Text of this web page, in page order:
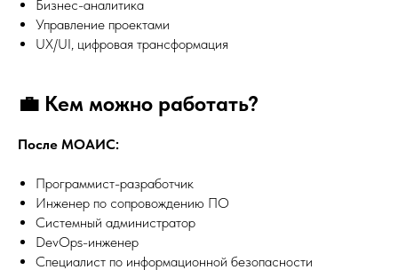
Бизнес-аналитика
Управление проектами
UX/UI, цифровая трансформация
💼 Кем можно работать?
После МОАИС:
Программист-разработчик
Инженер по сопровождению ПО
Системный администратор
DevOps-инженер
Специалист по информационной безопасности